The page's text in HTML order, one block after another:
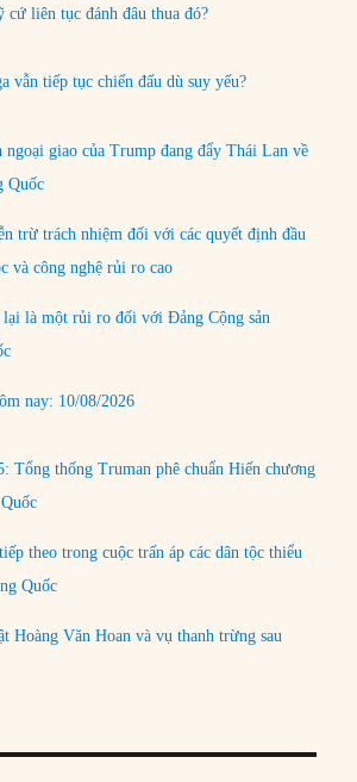
cứ liên tục đánh đâu thua đó?
vẫn tiếp tục chiến đấu dù suy yếu?
ngoại giao của Trump đang đẩy Thái Lan về
Quốc
trừ trách nhiệm đối với các quyết định đầu
và công nghệ rủi ro cao
lại là một rủi ro đối với Đảng Cộng sản
nay: 10/08/2026
Tổng thống Truman phê chuẩn Hiến chương
theo trong cuộc trấn áp các dân tộc thiểu
Quốc
Hoàng Văn Hoan và vụ thanh trừng sau